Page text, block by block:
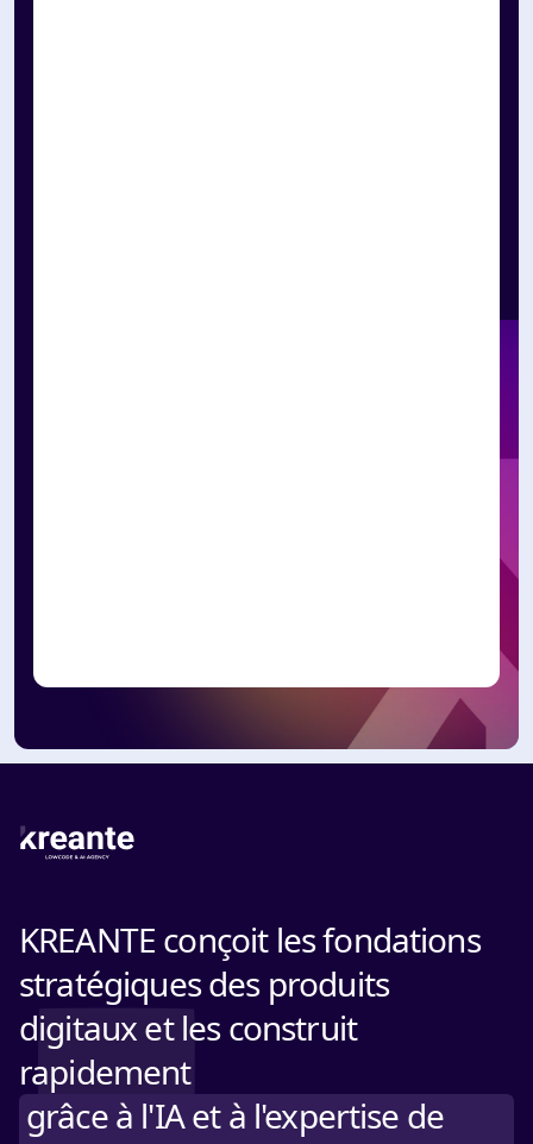
KREANTE conçoit les fondations
stratégiques des produits
digitaux et les construit
rapidement
grâce à l'IA et à l'expertise de